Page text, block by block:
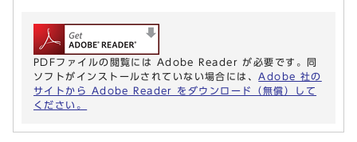
PDFファイルの閲覧には Adobe Reader が必要です。同
ソフトがインストールされていない場合には、 Adobe 社の
サイトから Adobe Reader をダウンロード（無償）して
ください。